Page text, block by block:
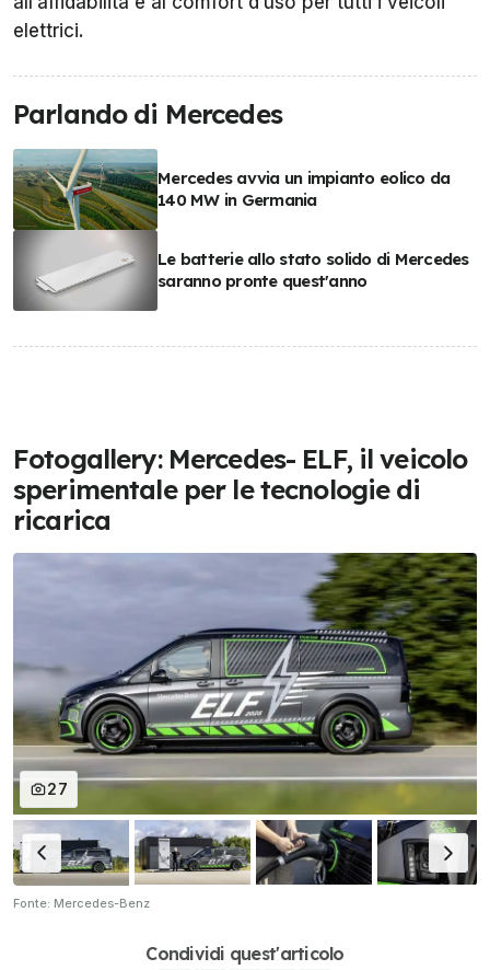
elettrici.
Parlando di Mercedes
Mercedes avvia un impianto eolico da
140 MW in Germania
Le batterie allo stato solido di Mercedes
saranno pronte quest'anno
Fotogallery: Mercedes- ELF, il veicolo
sperimentale per le tecnologie di
ricarica
27
Fonte: Mercedes-Benz
Condividi quest'articolo